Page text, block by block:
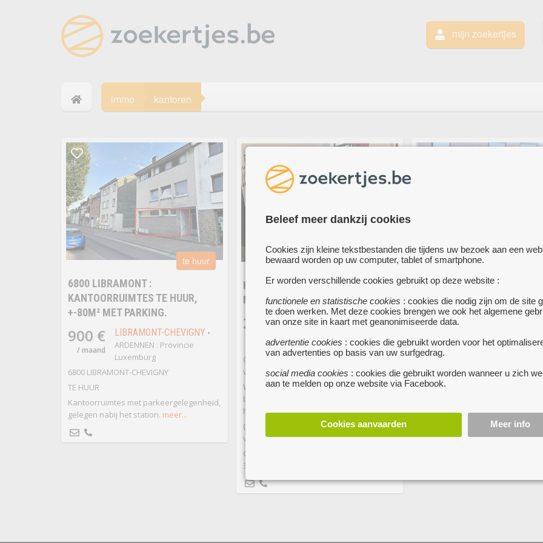
Beleef meer dankzij cookies
Cookies zijn kleine tekstbestanden die tijdens uw bezoek aan een
bewaard worden op uw computer, tablet of smartphone.
Er worden verschillende cookies gebruikt op deze website :
functionele en statistische cookies : cookies die nodig zijn om de site
te doen werken. Met deze cookies brengen we ook het algemene
van onze site in kaart met geanonimiseerde data.
advertentie cookies : cookies die gebruikt worden voor het
van advertenties op basis van uw surfgedrag.
social media cookies : cookies die gebruikt worden wanneer u zich
aan te melden op onze website via Facebook.
Cookies aanvaarden Meer info
mijn zoekertjes
immo kantoren
te huur
6800 LIBRAMONT :
KANTOORRUIMTES TE HUUR,
+-80M² MET PARKING.
900 €
/ maand
LIBRAMONT-CHEVIGNY •
ARDENNEN : Provincie
Luxemburg
6800 LIBRAMONT-CHEVIGNY
TE HUUR
Kantoorruimtes met parkeergelegenheid,
gelegen nabij het station. meer...
te huur
KANTOORRUIMTE, 200€/MAAND,
MAASMECHELEN
200 €
/ maand
MAASMECHELEN• Minder
kantoorruimte!
Of zoekt u een kantoorruimte om uw
vennootschap onder te brengen?
Wij bieden bemeubelde werkplekken
binnen een 'open landschap'kantoor te
huur aan.
(geregistreerd als dienstverlener aan
vennootschappen)
Gelegen te Maasmechelen nabij de afrit
33 op de E314.
GROTE KANTOORRUIMTE -
PRAKTIJKRUIMTE TE HUUR
te huur TESSENDERLO-
kantoorruimte in het centrum van
Tessenderlo te huur van 224
De ruimte bestaat uit vijf
twee aparte toiletten en een
comfortabele wachtzaal. Er is privé-